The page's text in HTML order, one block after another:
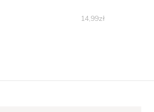
14,99zł